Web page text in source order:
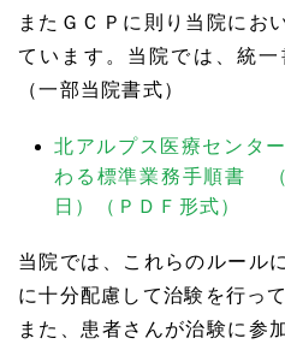
またＧＣＰに則り当院にお
ています。当院では、統一
（一部当院書式）
北アルプス医療センタ
わる標準業務手順書
日）（ＰＤＦ形式）
当院では、これらのルール
に十分配慮して治験を行っ
また、患者さんが治験に参